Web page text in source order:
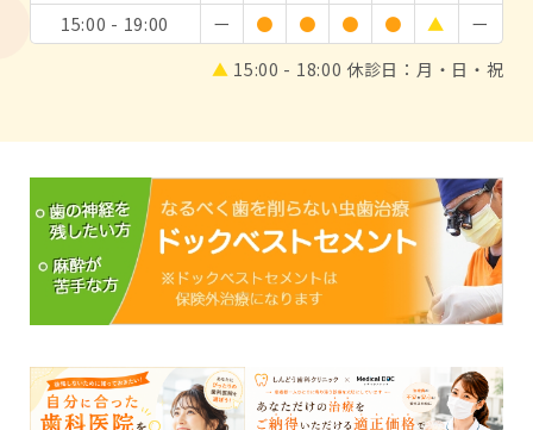
15:00 - 19:00
ー ● ● ● ● ▲ ー
▲ 15:00 - 18:00 休診日：月・日・祝